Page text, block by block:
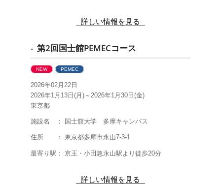
詳しい情報を見る
- 第2回国士館PEMECコース
NEW PEMEC
2026年02月22日
2026年1月13日(月)～2026年1月30日(金)
東京都
施設名 ： 国士舘大学 多摩キャンパス
住所 ： 東京都多摩市永山7-3-1
最寄り駅： 京王・小田急永山駅より徒歩20分
詳しい情報を見る